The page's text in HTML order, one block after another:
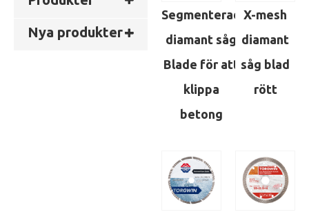
Nya produkter
Segmenterad
diamant såg
Blade för att
klippa
betong
X-mesh
diamant
såg blad
rött